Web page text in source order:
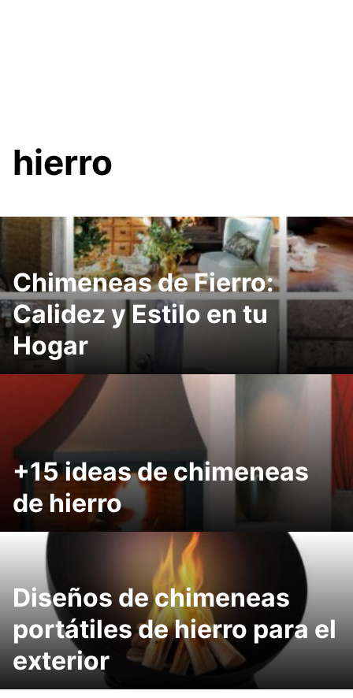
hierro
Chimeneas de Fierro:
Calidez y Estilo en tu
Hogar
+15 ideas de chimeneas
de hierro
Diseños de chimeneas
portátiles de hierro para el
exterior